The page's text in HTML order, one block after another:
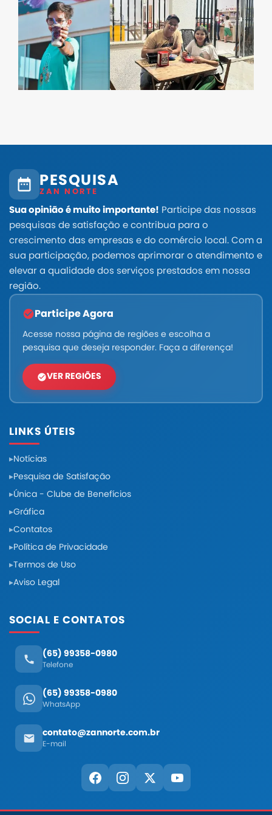
PESQUISA
ZAN NORTE
Sua opinião é muito importante! Participe das nossas
pesquisas de satisfação e contribua para o
crescimento das empresas e do comércio local. Com a
sua participação, podemos aprimorar o atendimento e
elevar a qualidade dos serviços prestados em nossa
região.
Participe Agora
Acesse nossa página de regiões e escolha a
pesquisa que deseja responder. Faça a diferença!
VER REGIÕES
LINKS ÚTEIS
Notícias
Pesquisa de Satisfação
Única - Clube de Benefícios
Gráfica
Contatos
Política de Privacidade
Termos de Uso
Aviso Legal
SOCIAL E CONTATOS
(65) 99358-0980
Telefone
(65) 99358-0980
WhatsApp
contato@zannorte.com.br
E-mail